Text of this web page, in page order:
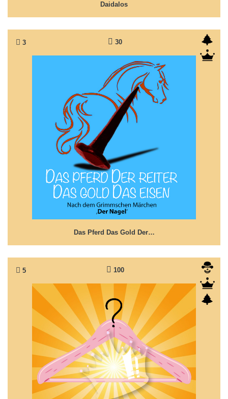
Daidalos
3 30
Das Pferd Das Gold Der…
Das Pferd Das Gold Der Reiter Das Eisen
Märchen nach Grimms 'Der Nagell'
5 100
Der nackte Kaiser
... ein urkomisches Märchen aus alter Zeit...